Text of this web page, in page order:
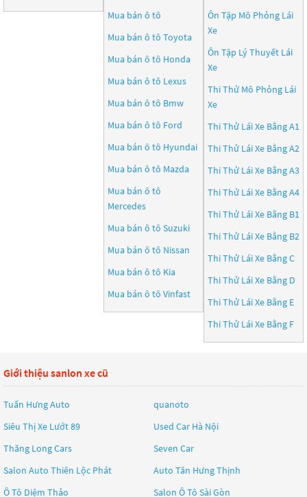
Mua bán ô tô
Mua bán ô tô Toyota
Mua bán ô tô Honda
Mua bán ô tô Lexus
Mua bán ô tô Bmw
Mua bán ô tô Ford
Mua bán ô tô Hyundai
Mua bán ô tô Mazda
Mua bán ô tô
Mercedes
Mua bán ô tô Suzuki
Mua bán ô tô Nissan
Mua bán ô tô Kia
Mua bán ô tô Vinfast
Ôn Tập Mô Phỏng Lái
Xe
Ôn Tập Lý Thuyết Lái
Xe
Thi Thử Mô Phỏng Lái
Xe
Thi Thử Lái Xe Bằng A1
Thi Thử Lái Xe Bằng A2
Thi Thử Lái Xe Bằng A3
Thi Thử Lái Xe Bằng A4
Thi Thử Lái Xe Bằng B1
Thi Thử Lái Xe Bằng B2
Thi Thử Lái Xe Bằng C
Thi Thử Lái Xe Bằng D
Thi Thử Lái Xe Bằng E
Thi Thử Lái Xe Bằng F
Giới thiệu sanlon xe cũ
Tuấn Hưng Auto
quanoto
Siêu Thị Xe Lướt 89
Used Car Hà Nội
Thăng Long Cars
Seven Car
Salon Auto Thiên Lộc Phát
Auto Tân Hưng Thịnh
Ô Tô Diệm Thảo
Salon Ô Tô Sài Gòn